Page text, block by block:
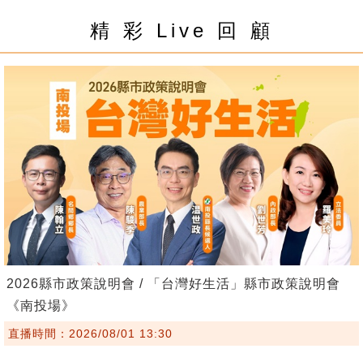
精 彩 Live 回 顧
2026縣市政策說明會 / 「台灣好生活」縣市政策說明會
《南投場》
直播時間：2026/08/01 13:30